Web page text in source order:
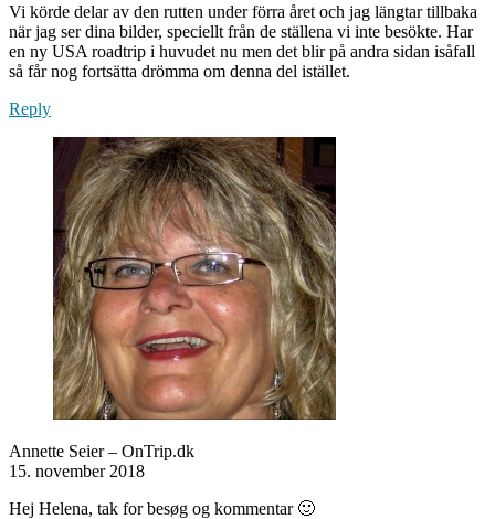
Vi körde delar av den rutten under förra året och jag längtar tillbaka
när jag ser dina bilder, speciellt från de ställena vi inte besökte. Har
en ny USA roadtrip i huvudet nu men det blir på andra sidan isåfall
så får nog fortsätta drömma om denna del istället.
Reply
Annette Seier – OnTrip.dk
15. november 2018
Hej Helena, tak for besøg og kommentar 🙂